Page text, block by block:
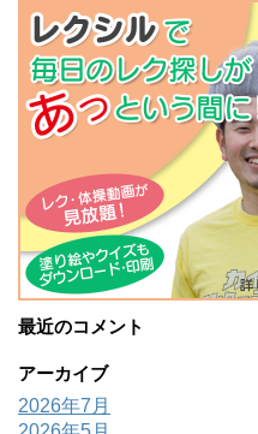
最近のコメント
アーカイブ
2026年7月